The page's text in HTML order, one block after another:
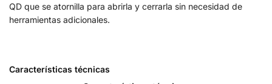
QD que se atornilla para abrirla y cerrarla sin necesidad de
herramientas adicionales.
Características técnicas